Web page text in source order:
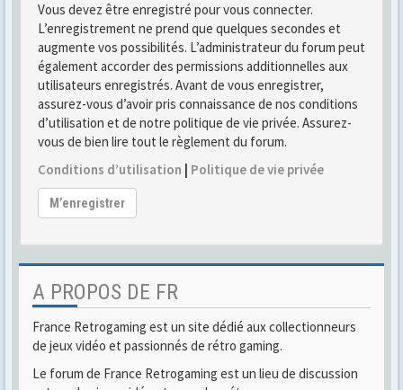
Vous devez être enregistré pour vous connecter.
L’enregistrement ne prend que quelques secondes et
augmente vos possibilités. L’administrateur du forum peut
également accorder des permissions additionnelles aux
utilisateurs enregistrés. Avant de vous enregistrer,
assurez-vous d’avoir pris connaissance de nos conditions
d’utilisation et de notre politique de vie privée. Assurez-
vous de bien lire tout le règlement du forum.
Conditions d’utilisation | Politique de vie privée
M’enregistrer
A PROPOS DE FR
France Retrogaming est un site dédié aux collectionneurs
de jeux vidéo et passionnés de rétro gaming.
Le forum de France Retrogaming est un lieu de discussion